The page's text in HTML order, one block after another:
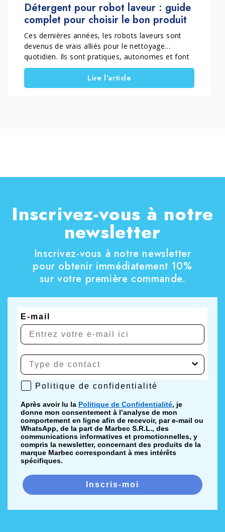
Détergent pour robot laveur : guide
complet pour choisir le bon produit
Ces dernières années, les robots laveurs sont
devenus de vrais alliés pour le nettoyage
quotidien. Ils sont pratiques, autonomes et font
gagner du temps. De plus, ils aident à garder les
sols plus propres jour après jour. Cependant,
pour obtenir un bon résultat, le choix du
Lire l'article
Inscrivez-vous à notre
newsletter
Inscrivez-vous à notre newsletter
pour obtenir immédiatement 10%
sur votre première commande.
E-mail
Politique de confidentialité
Politique de confidentialité
Après avoir lu la Politique de Confidentialité, je
donne mon consentement à l’analyse de mon
comportement en ligne afin de recevoir, par e-mail ou
WhatsApp, de la part de Marbec S.R.L., des
communications informatives et promotionnelles, y
compris la newsletter, concernant des produits de la
marque Marbec correspondant à mes intérêts
spécifiques.
Inscris-moi